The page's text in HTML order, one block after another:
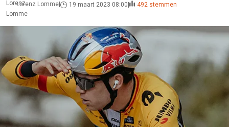
Lorenz Lomme 19 maart 2023 08:00 492 stemmen